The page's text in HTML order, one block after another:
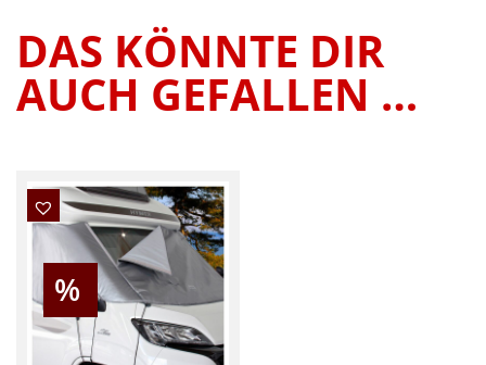
DAS KÖNNTE DIR
AUCH GEFALLEN …
%